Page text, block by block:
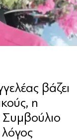
βάζει
η